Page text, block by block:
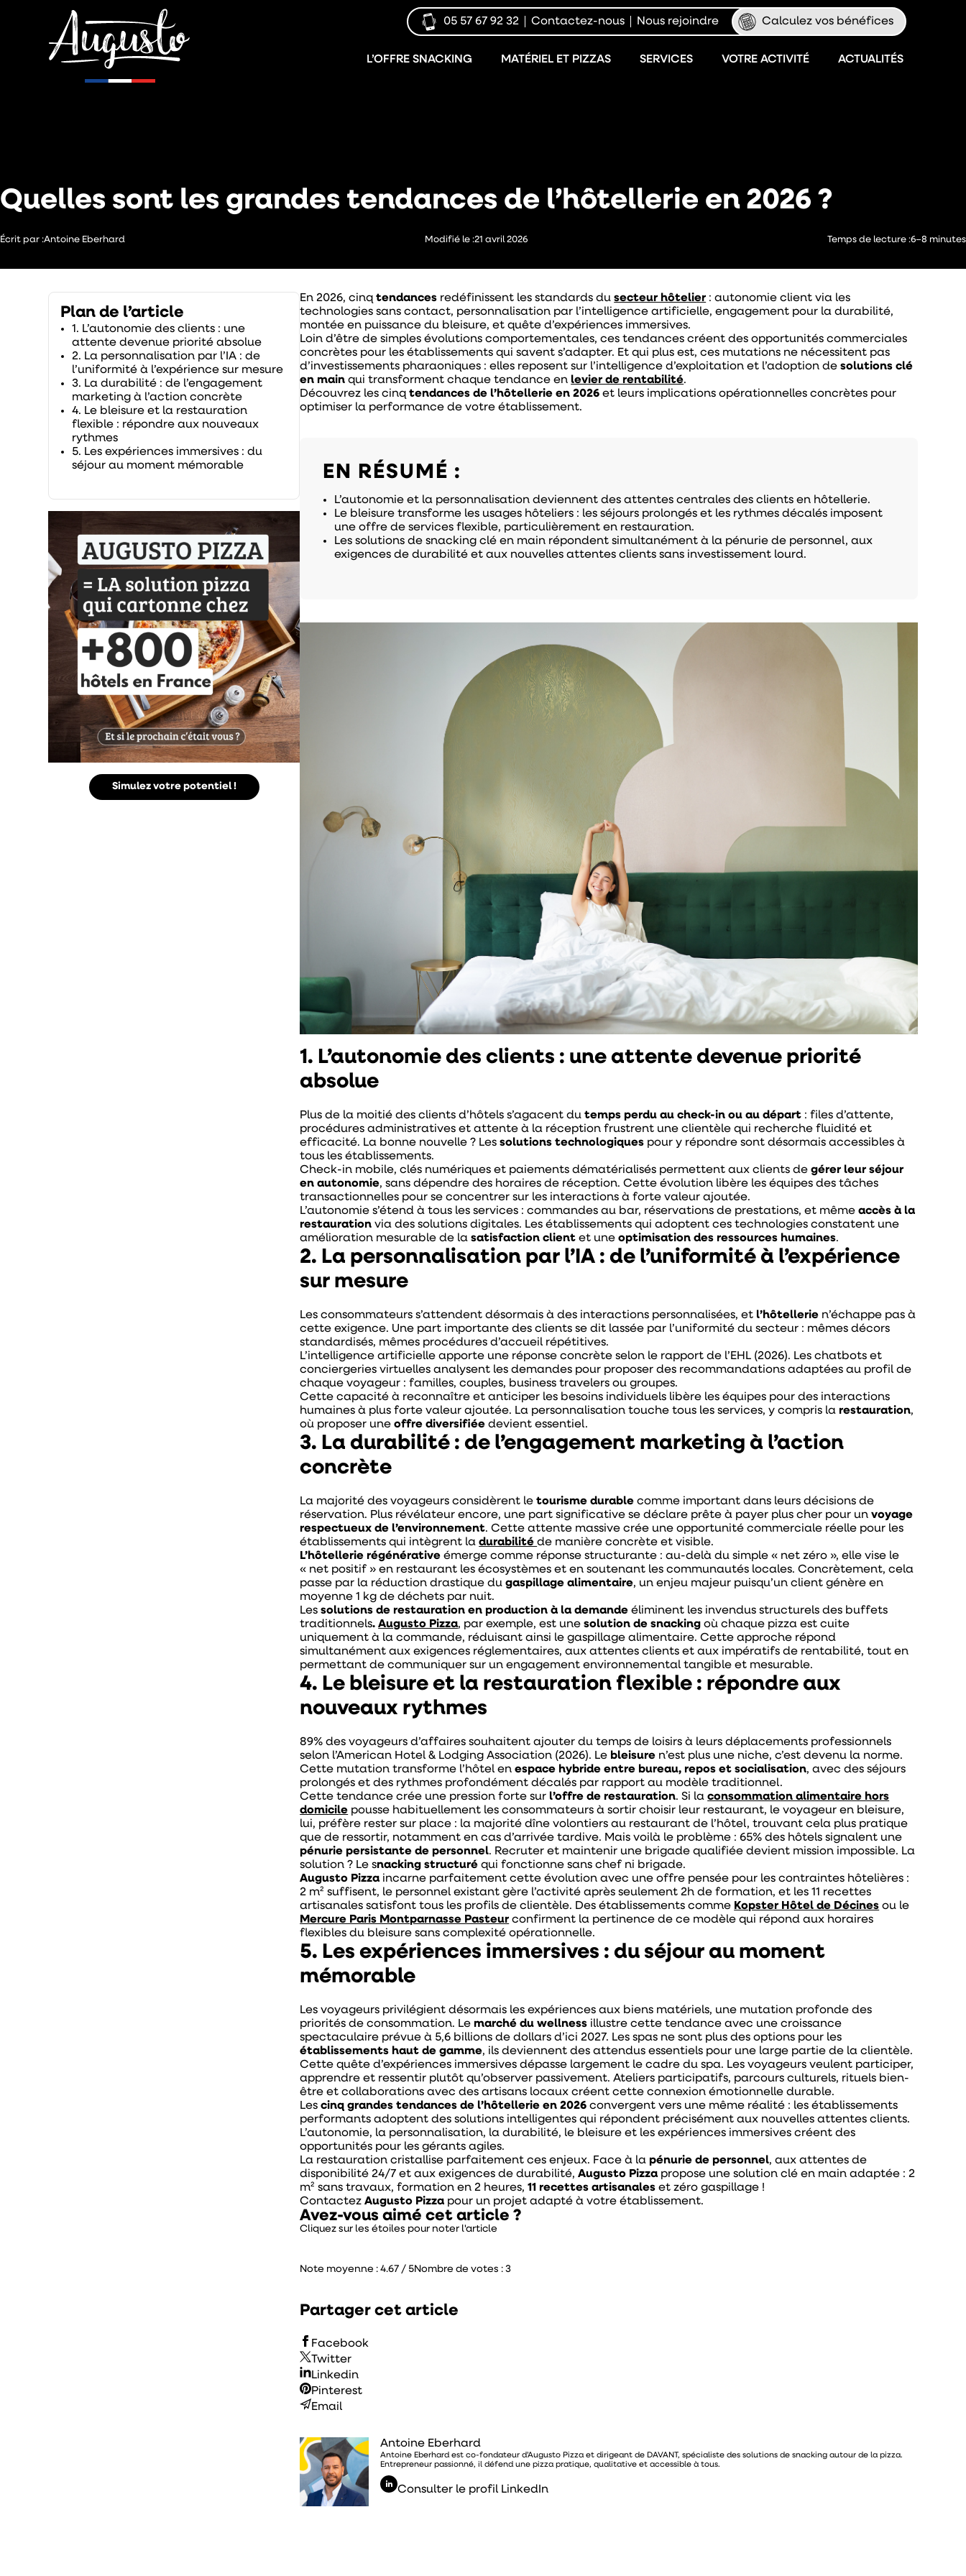
05 57 67 92 32 Contactez-nous Nous rejoindre Calculez vos bénéfices
L’OFFRE SNACKING MATÉRIEL ET PIZZAS SERVICES VOTRE ACTIVITÉ ACTUALITÉS
Quelles sont les grandes tendances de l’hôtellerie en 2026 ?
Écrit par :Antoine Eberhard Modifié le :21 avril 2026 Temps de lecture :6–8 minutes
Plan de l’article
1. L’autonomie des clients : une
attente devenue priorité absolue
2. La personnalisation par l’IA : de
l’uniformité à l’expérience sur mesure
3. La durabilité : de l’engagement
marketing à l’action concrète
4. Le bleisure et la restauration
flexible : répondre aux nouveaux
rythmes
5. Les expériences immersives : du
séjour au moment mémorable
Simulez votre potentiel !
En 2026, cinqtendances redéfinissent les standards dusecteur hôtelier : autonomie client via les
technologies sans contact, personnalisation par l’intelligence artificielle, engagement pour la durabilité,
montée en puissance du bleisure, et quête d’expériences immersives.
Loin d’être de simples évolutions comportementales, ces tendances créent des opportunités commerciales
concrètes pour les établissements qui savent s’adapter. Et qui plus est, ces mutations ne nécessitent pas
d’investissements pharaoniques : elles reposent sur l’intelligence d’exploitation et l’adoption desolutions clé
en main qui transforment chaque tendance en levier de rentabilité.
Découvrez les cinqtendances de l’hôtellerie en 2026 et leurs implications opérationnelles concrètes pour
optimiser la performance de votre établissement.
EN RÉSUMÉ :
L’autonomie et la personnalisation deviennent des attentes centrales des clients en hôtellerie.
Le bleisure transforme les usages hôteliers : les séjours prolongés et les rythmes décalés imposent
une offre de services flexible, particulièrement en restauration.
Les solutions de snacking clé en main répondent simultanément à la pénurie de personnel, aux
exigences de durabilité et aux nouvelles attentes clients sans investissement lourd.
1. L’autonomie des clients : une attente devenue priorité
absolue
Plus de la moitié des clients d’hôtels s’agacent dutemps perdu au check-in ou au départ : files d’attente,
procédures administratives et attente à la réception frustrent une clientèle qui recherche fluidité et
efficacité. La bonne nouvelle ? Lessolutions technologiques pour y répondre sont désormais accessibles à
tous les établissements.
Check-in mobile, clés numériques et paiements dématérialisés permettent aux clients degérer leur séjour
en autonomie, sans dépendre des horaires de réception. Cette évolution libère les équipes des tâches
transactionnelles pour se concentrer sur les interactions à forte valeur ajoutée.
L’autonomie s’étend à tous les services : commandes au bar, réservations de prestations, et mêmeaccès à la
restauration via des solutions digitales. Les établissements qui adoptent ces technologies constatent une
amélioration mesurable de lasatisfaction client et uneoptimisation des ressources humaines.
2. La personnalisation par l’IA : de l’uniformité à l’expérience
sur mesure
Les consommateurs s’attendent désormais à des interactions personnalisées, et l’hôtellerie n’échappe pas à
cette exigence. Une part importante des clients se dit lassée par l’uniformité du secteur : mêmes décors
standardisés, mêmes procédures d’accueil répétitives.
L’intelligence artificielle apporte une réponse concrète selon le rapport de l’EHL (2026). Les chatbots et
conciergeries virtuelles analysent les demandes pour proposer des recommandations adaptées au profil de
chaque voyageur : familles, couples, business travelers ou groupes.
Cette capacité à reconnaître et anticiper les besoins individuels libère les équipes pour des interactions
humaines à plus forte valeur ajoutée. La personnalisation touche tous les services, y compris la restauration,
où proposer uneoffre diversifiée devient essentiel.
3. La durabilité : de l’engagement marketing à l’action
concrète
La majorité des voyageurs considèrent letourisme durablecomme important dans leurs décisions de
réservation. Plus révélateur encore, une part significative se déclare prête à payer plus cher pour unvoyage
respectueux de l’environnement. Cette attente massive crée une opportunité commerciale réelle pour les
établissements qui intègrent ladurabilitéde manière concrète et visible.
L’hôtellerie régénérative émerge comme réponse structurante : au-delà du simple « net zéro », elle vise le
« net positif » en restaurant les écosystèmes et en soutenant les communautés locales. Concrètement, cela
passe par la réduction drastique dugaspillage alimentaire, un enjeu majeur puisqu’un client génère en
moyenne 1 kg de déchets par nuit.
Lessolutions de restauration en production à la demande éliminent les invendus structurels des buffets
traditionnels.Augusto Pizza, par exemple, est unesolution de snacking où chaque pizza est cuite
uniquement à la commande, réduisant ainsi le gaspillage alimentaire. Cette approche répond
simultanément aux exigences réglementaires, aux attentes clients et aux impératifs de rentabilité, tout en
permettant de communiquer sur un engagement environnemental tangible et mesurable.
4. Le bleisure et la restauration flexible : répondre aux
nouveaux rythmes
89% des voyageurs d’affaires souhaitent ajouter du temps de loisirs à leurs déplacements professionnels
selon l’American Hotel & Lodging Association (2026). Le bleisure n’est plus une niche, c’est devenu la norme.
Cette mutation transforme l’hôtel enespace hybride entre bureau, repos et socialisation, avec des séjours
prolongés et des rythmes profondément décalés par rapport au modèle traditionnel.
Cette tendance crée une pression forte sur l’offre de restauration. Si laconsommation alimentaire hors
domicile pousse habituellement les consommateurs à sortir choisir leur restaurant, le voyageur en bleisure,
lui, préfère rester sur place : la majorité dîne volontiers au restaurant de l’hôtel, trouvant cela plus pratique
que de ressortir, notamment en cas d’arrivée tardive. Mais voilà le problème : 65% des hôtels signalent une
pénurie persistante de personnel. Recruter et maintenir une brigade qualifiée devient mission impossible. La
solution ? Le snacking structuréqui fonctionne sans chef ni brigade.
Augusto Pizza incarne parfaitement cette évolution avec une offre pensée pour les contraintes hôtelières :
2 m² suffisent, le personnel existant gère l’activité après seulement 2h de formation, et les 11 recettes
artisanales satisfont tous les profils de clientèle. Des établissements comme Kopster Hôtel de Décines ou le
Mercure Paris Montparnasse Pasteur confirment la pertinence de ce modèle qui répond aux horaires
flexibles du bleisure sans complexité opérationnelle.
5. Les expériences immersives : du séjour au moment
mémorable
Les voyageurs privilégient désormais les expériences aux biens matériels, une mutation profonde des
priorités de consommation. Le marché du wellness illustre cette tendance avec une croissance
spectaculaire prévue à 5,6 billions de dollars d’ici 2027. Les spas ne sont plus des options pour les
établissements haut de gamme, ils deviennent des attendus essentiels pour une large partie de la clientèle.
Cette quête d’expériences immersives dépasse largement le cadre du spa. Les voyageurs veulent participer,
apprendre et ressentir plutôt qu’observer passivement. Ateliers participatifs, parcours culturels, rituels bien-
être et collaborations avec des artisans locaux créent cette connexion émotionnelle durable.
Lescinq grandes tendances de l’hôtellerie en 2026convergent vers une même réalité : les établissements
performants adoptent des solutions intelligentes qui répondent précisément aux nouvelles attentes clients.
L’autonomie, la personnalisation, la durabilité, le bleisure et les expériences immersives créent des
opportunités pour les gérants agiles.
La restauration cristallise parfaitement ces enjeux. Face à la pénurie de personnel, aux attentes de
disponibilité 24/7 et aux exigences de durabilité,Augusto Pizza propose une solution clé en main adaptée : 2
m² sans travaux, formation en 2 heures,11 recettes artisanaleset zéro gaspillage !
ContactezAugusto Pizza pour un projet adapté à votre établissement.
Avez-vous aimé cet article ?
Cliquez sur les étoiles pour noter l'article
Note moyenne : 4.67 / 5Nombre de votes : 3
Partager cet article
Facebook
Twitter
Linkedin
Pinterest
Email
Antoine Eberhard
Antoine Eberhard est co-fondateur d’Augusto Pizza et dirigeant de DAVANT, spécialiste des solutions de snacking autour de la pizza.
Entrepreneur passionné, il défend une pizza pratique, qualitative et accessible à tous.
Consulter le profil LinkedIn